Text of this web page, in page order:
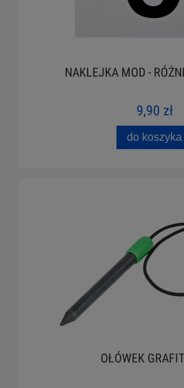
NAKLEJKA MOD -
9,90 zł
do koszyka
OŁÓWEK